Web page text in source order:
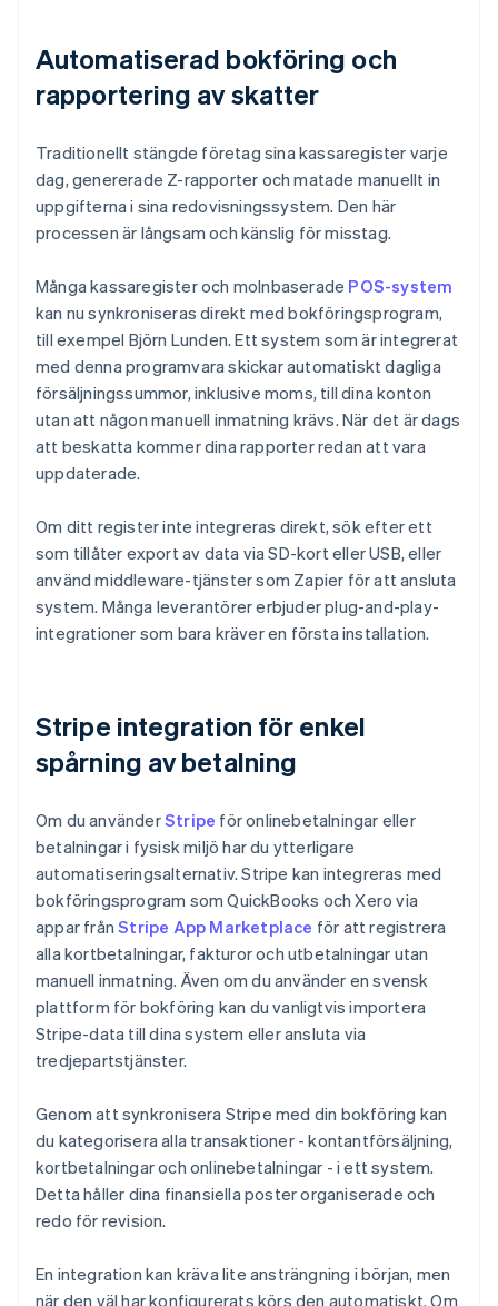
Automatiserad bokföring och
rapportering av skatter
Traditionellt stängde företag sina kassaregister varje
dag, genererade Z-rapporter och matade manuellt in
uppgifterna i sina redovisningssystem. Den här
processen är långsam och känslig för misstag.
Många kassaregister och molnbaserade POS-system
kan nu synkroniseras direkt med bokföringsprogram,
till exempel Björn Lunden. Ett system som är integrerat
med denna programvara skickar automatiskt dagliga
försäljningssummor, inklusive moms, till dina konton
utan att någon manuell inmatning krävs. När det är dags
att beskatta kommer dina rapporter redan att vara
uppdaterade.
Om ditt register inte integreras direkt, sök efter ett
som tillåter export av data via SD-kort eller USB, eller
använd middleware-tjänster som Zapier för att ansluta
system. Många leverantörer erbjuder plug-and-play-
integrationer som bara kräver en första installation.
Stripe integration för enkel
spårning av betalning
Om du använderStripe för onlinebetalningar eller
betalningar i fysisk miljö har du ytterligare
automatiseringsalternativ. Stripe kan integreras med
bokföringsprogram som QuickBooks och Xero via
appar frånStripe App Marketplace för att registrera
alla kortbetalningar, fakturor och utbetalningar utan
manuell inmatning. Även om du använder en svensk
plattform för bokföring kan du vanligtvis importera
Stripe-data till dina system eller ansluta via
tredjepartstjänster.
Genom att synkronisera Stripe med din bokföring kan
du kategorisera alla transaktioner - kontantförsäljning,
kortbetalningar och onlinebetalningar - i ett system.
Detta håller dina finansiella poster organiserade och
redo för revision.
En integration kan kräva lite ansträngning i början, men
när den väl har konfigurerats körs den automatiskt. Om